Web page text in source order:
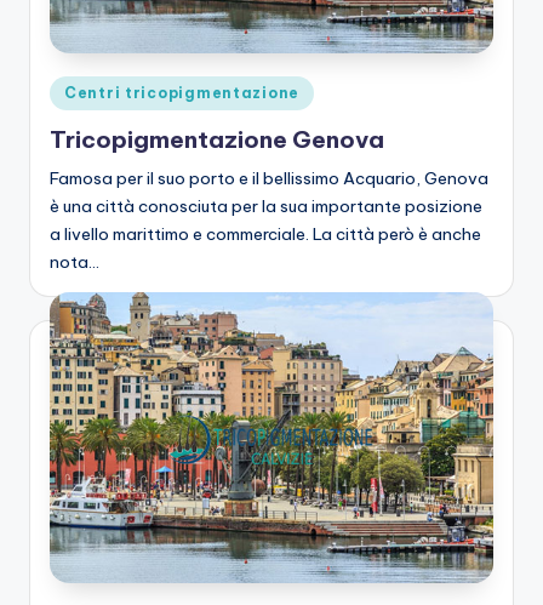
o
n
e
a
lv
ie
Posted
in
Centri tricopigmentazione
Tricopigmentazione Genova
Famosa per il suo porto e il bellissimo Acquario, Genova
è una città conosciuta per la sua importante posizione
a livello marittimo e commerciale. La città però è anche
nota…